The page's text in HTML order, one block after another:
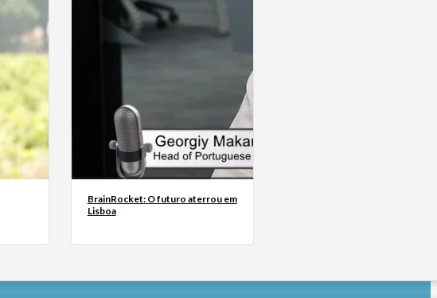
BrainRocket: O futuro aterrou em
Lisboa